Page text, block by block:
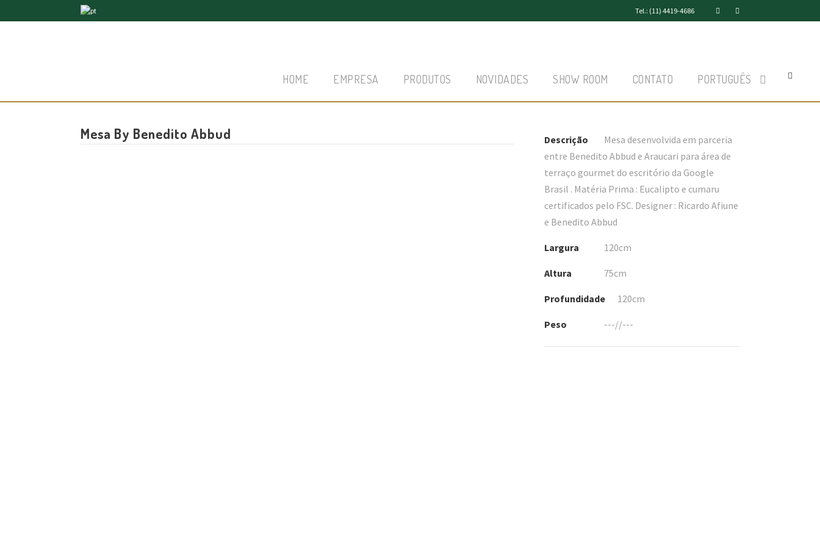
Tel.: (11) 4419-4686
HOME EMPRESA PRODUTOS NOVIDADES SHOW ROOM CONTATO PORTUGUÊS
Mesa By Benedito Abbud Descrição
Mesa desenvolvida em parceria
entre Benedito Abbud e Araucari para área de
terraço gourmet do escritório da Google
Brasil . Matéria Prima : Eucalipto e cumaru
certificados pelo FSC. Designer : Ricardo Afiune
e Benedito Abbud
Largura 120cm
Altura 75cm
Profundidade 120cm
Peso ---//---